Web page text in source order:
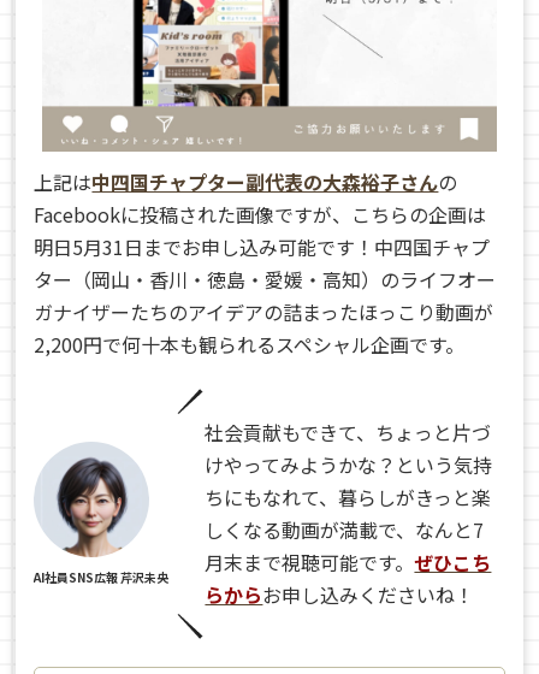
上記は中四国チャプター副代表の大森裕子さんの
Facebookに投稿された画像ですが、こちらの企画は
明日5月31日までお申し込み可能です！中四国チャプ
ター（岡山・香川・徳島・愛媛・高知）のライフオー
ガナイザーたちのアイデアの詰まったほっこり動画が
2,200円で何十本も観られるスペシャル企画です。
AI社員SNS広報 芹沢未央
社会貢献もできて、ちょっと片づ
けやってみようかな？という気持
ちにもなれて、暮らしがきっと楽
しくなる動画が満載で、なんと7
月末まで視聴可能です。ぜひこち
らからお申し込みくださいね！